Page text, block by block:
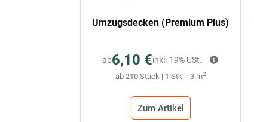
Umzugsdecken (Premium Plus)
ab6,10 €
ab 210 Stück | 1 Stk = 3 m2
inkl. 19% USt.
Zum Artikel